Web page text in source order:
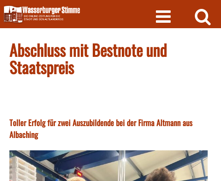
Skip
to
content
Abschluss mit Bestnote und
Staatspreis
Toller Erfolg für zwei Auszubildende bei der Firma Altmann aus
Albaching